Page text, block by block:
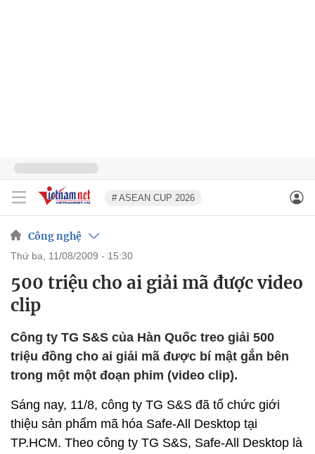
# ASEAN CUP 2026
Công nghệ
thứ ba, 11/08/2009 - 15:30
500 triệu cho ai giải mã được video
clip
Công ty TG S&S của Hàn Quốc treo giải 500
triệu đồng cho ai giải mã được bí mật gắn bên
trong một một đoạn phim (video clip).
Sáng nay, 11/8, công ty TG S&S đã tổ chức giới
thiệu sản phẩm mã hóa Safe-All Desktop tại
TP.HCM. Theo công ty TG S&S, Safe-All Desktop là